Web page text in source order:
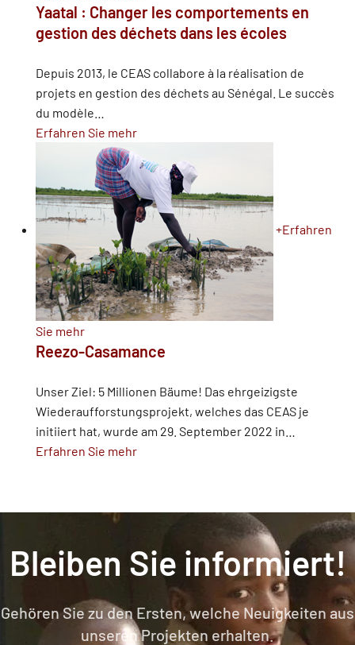
Yaatal : Changer les comportements en
gestion des déchets dans les écoles
Depuis 2013, le CEAS collabore à la réalisation de
projets en gestion des déchets au Sénégal. Le succès
du modèle
Erfahren Sie mehr
+Erfahren
Sie mehr
Reezo-Casamance
Unser Ziel: 5 Millionen Bäume! Das ehrgeizigste
Wiederaufforstungsprojekt, welches das CEAS je
initiiert hat, wurde am 29. September 2022 in
Erfahren Sie mehr
Bleiben Sie informiert!
Gehören Sie zu den Ersten, welche Neuigkeiten aus
unseren Projekten erhalten.